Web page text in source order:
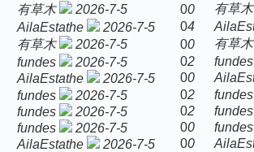
有草木
2026-7-5 00 有草木
AilaEstathe 2026-7-5 04
有草木 2026-7-5 00 有草木
fundes 2026-7-5 02 fundes
AilaEstathe 2026-7-5 00
fundes 2026-7-5 02 fundes
fundes 2026-7-5 02 fundes
fundes
2026-7-5 00 fundes
AilaEstathe 2026-7-5 00